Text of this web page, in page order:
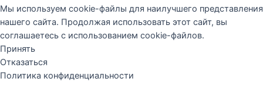
Мы используем cookie-файлы для наилучшего представления
нашего сайта. Продолжая использовать этот сайт, вы
соглашаетесь с использованием cookie-файлов.
Принять
Отказаться
Политика конфиденциальности